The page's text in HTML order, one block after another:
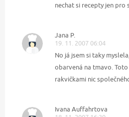
nechat si recepty jen pro
Jana P.
19. 11. 2007 06:04
No já jsem si taky
obarvená na tmavo.
rakvičkami nic
Ivana Auffahrtova